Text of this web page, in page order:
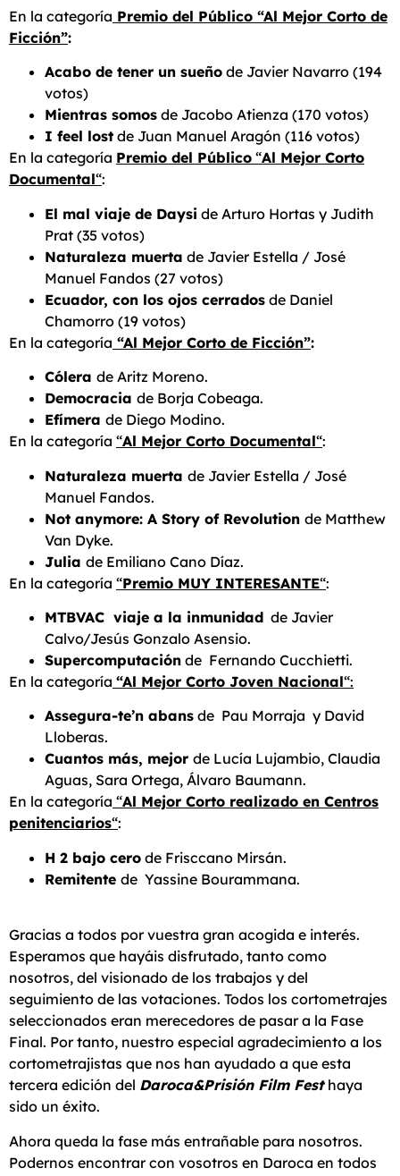
En la categoría Premio del Público “Al Mejor Corto de
Ficción”:
Acabo de tener un sueño de Javier Navarro (194
votos)
Mientras somos de Jacobo Atienza (170 votos)
I feel lost de Juan Manuel Aragón (116 votos)
En la categoría Premio del Público “Al Mejor Corto
Documental“:
El mal viaje de Daysi de Arturo Hortas y Judith
Prat (35 votos)
Naturaleza muerta de Javier Estella / José
Manuel Fandos (27 votos)
Ecuador, con los ojos cerrados de Daniel
Chamorro (19 votos)
En la categoría “Al Mejor Corto de Ficción”:
Cólera de Aritz Moreno.
Democracia de Borja Cobeaga.
Efímera de Diego Modino.
En la categoría “Al Mejor Corto Documental“:
Naturaleza muerta de Javier Estella / José
Manuel Fandos.
Not anymore: A Story of Revolution de Matthew
Van Dyke.
Julia de Emiliano Cano Díaz.
En la categoría “Premio MUY INTERESANTE“:
MTBVAC viaje a la inmunidad de Javier
Calvo/Jesús Gonzalo Asensio.
Supercomputación de Fernando Cucchietti.
En la categoría “Al Mejor Corto Joven Nacional“:
Assegura-te’n abans de Pau Morraja y David
Lloberas.
Cuantos más, mejor de Lucía Lujambio, Claudia
Aguas, Sara Ortega, Álvaro Baumann.
En la categoría “Al Mejor Corto realizado en Centros
penitenciarios“:
H 2 bajo cero de Frisccano Mirsán.
Remitente de Yassine Bourammana.
Gracias a todos por vuestra gran acogida e interés.
Esperamos que hayáis disfrutado, tanto como
nosotros, del visionado de los trabajos y del
seguimiento de las votaciones. Todos los cortometrajes
seleccionados eran merecedores de pasar a la Fase
Final. Por tanto, nuestro especial agradecimiento a los
cortometrajistas que nos han ayudado a que esta
tercera edición del Daroca&Prisión Film Fest haya
sido un éxito.
Ahora queda la fase más entrañable para nosotros.
Podernos encontrar con vosotros en Daroca en todos